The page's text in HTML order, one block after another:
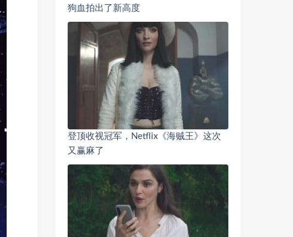
狗血拍出了新高度
登顶收视冠军，Netflix《海贼王》这次
又赢麻了